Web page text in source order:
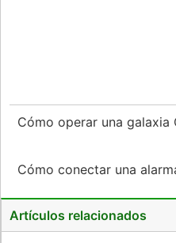
Cómo operar una galaxia
Cómo conectar una
Artículos relacionados